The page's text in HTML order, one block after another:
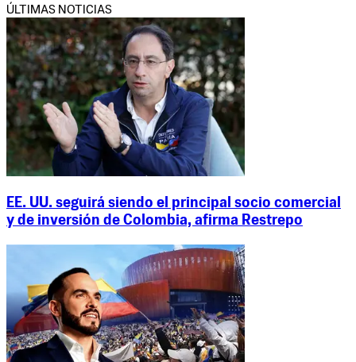
ÚLTIMAS NOTICIAS
EE. UU. seguirá siendo el principal socio comercial
y de inversión de Colombia, afirma Restrepo